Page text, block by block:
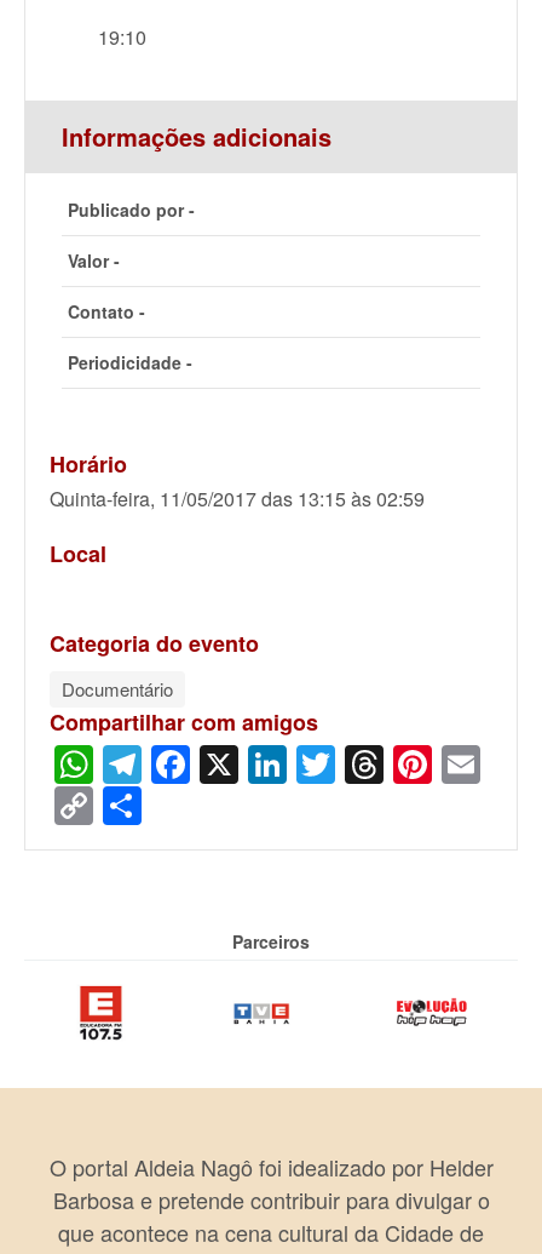
19:10
Informações adicionais
Publicado por -
Valor -
Contato -
Periodicidade -
Horário
Quinta-feira, 11/05/2017 das 13:15 às 02:59
Local
Categoria do evento
Documentário
Compartilhar com amigos
WhatsApp
Telegram
Facebook
X LinkedIn
Twitter
Threads
Copy
Link
Parceiros
O portal Aldeia Nagô foi idealizado por Helder
Barbosa e pretende contribuir para divulgar o
que acontece na cena cultural da Cidade de